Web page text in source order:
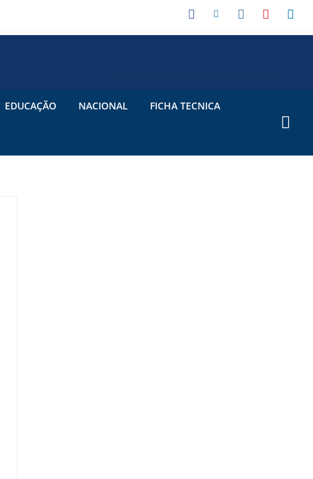
EDUCAÇÃO NACIONAL FICHA TECNICA